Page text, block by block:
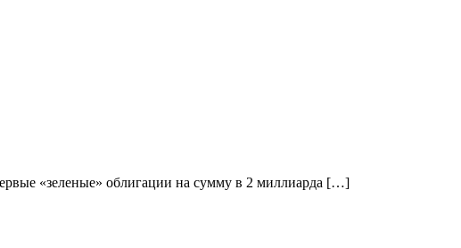
«зеленые» облигации на сумму в 2 миллиарда […]